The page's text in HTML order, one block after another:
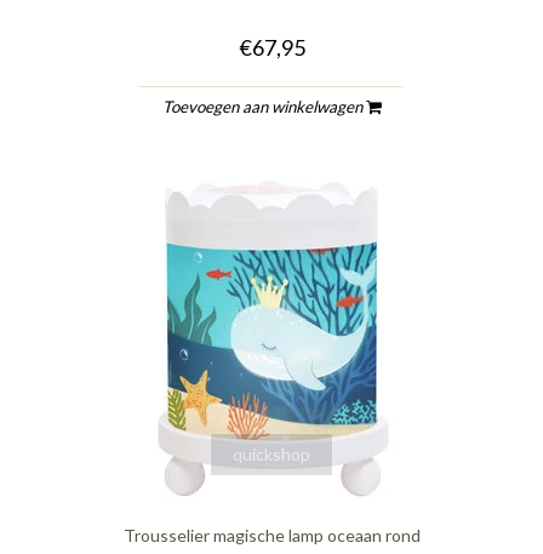
€67,95
Toevoegen aan winkelwagen
quickshop
Trousselier magische lamp oceaan rond